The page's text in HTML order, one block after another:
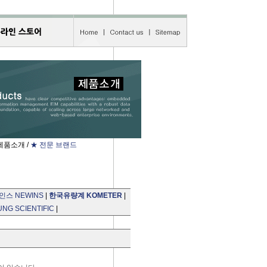
품소개 / ★ 전문 브랜드
스 NEWINS 한국유량계 KOMETER
SCIENTIFIC